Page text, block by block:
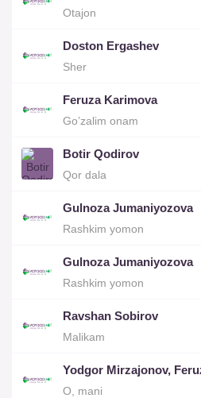
Otajon
Doston Ergashev
Sher
Feruza Karimova
Go’zalim onam
Botir Qodirov
Qor dala
Gulnoza Jumaniyozova
Rashkim yomon
Gulnoza Jumaniyozova
Rashkim yomon
Ravshan Sobirov
Malikam
Yodgor Mirzajonov,
O, mani